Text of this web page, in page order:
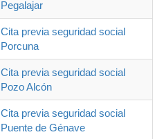
Pegalajar
Cita previa seguridad social
Porcuna
Cita previa seguridad social
Pozo Alcón
Cita previa seguridad social
Puente de Génave